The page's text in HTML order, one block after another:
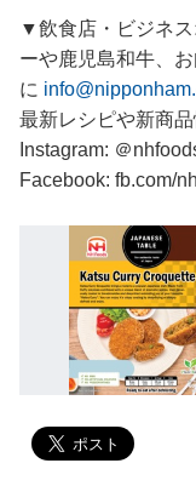
▼飲食店・ビジネス
ーや鹿児島和牛、
に
最新レシピや新商
Instagram: ＠
Facebook: fb.com/